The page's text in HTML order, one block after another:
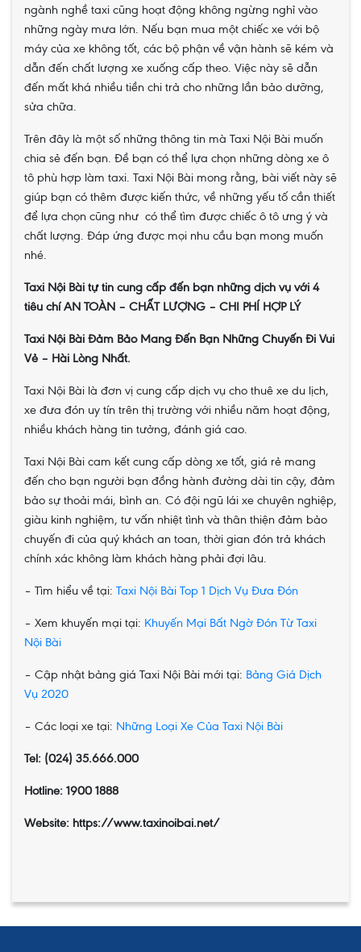
ngành nghề taxi cũng hoạt động không ngừng nghỉ vào
những ngày mưa lớn. Nếu bạn mua một chiếc xe với bộ
máy của xe không tốt, các bộ phận về vận hành sẽ kém và
dẫn đến chất lượng xe xuống cấp theo. Việc này sẽ dẫn
đến mất khá nhiều tiền chi trả cho những lần bảo dưỡng,
sửa chữa.
Trên đây là một số những thông tin mà Taxi Nội Bài muốn
chia sẻ đến bạn. Đề bạn có thể lựa chọn những dòng xe ô
tô phù hợp làm taxi. Taxi Nội Bài mong rằng, bài viết này sẽ
giúp bạn có thêm được kiến thức, về những yếu tố cần thiết
để lựa chọn cũng như có thể tìm được chiếc ô tô ưng ý và
chất lượng. Đáp ứng được mọi nhu cầu bạn mong muốn
nhé.
Taxi Nội Bài tự tin cung cấp đến bạn những dịch vụ với 4
tiêu chí AN TOÀN – CHẤT LƯỢNG – CHI PHÍ HỢP LÝ
Taxi Nội Bài Đảm Bảo Mang Đến Bạn Những Chuyến Đi Vui
Vẻ – Hài Lòng Nhất.
Taxi Nội Bài là đơn vị cung cấp dịch vụ cho thuê xe du lịch,
xe đưa đón uy tín trên thị trường với nhiều năm hoạt động,
nhiều khách hàng tin tưởng, đánh giá cao.
Taxi Nội Bài cam kết cung cấp dòng xe tốt, giá rẻ mang
đến cho bạn người bạn đồng hành đường dài tin cậy, đảm
bảo sự thoải mái, bình an. Có đội ngũ lái xe chuyên nghiệp,
giàu kinh nghiệm, tư vấn nhiệt tình và thân thiện đảm bảo
chuyến đi của quý khách an toan, thời gian đón trả khách
chính xác không làm khách hàng phải đợi lâu.
– Tìm hiểu về tại: Taxi Nội Bài Top 1 Dịch Vụ Đưa Đón
– Xem khuyến mại tại: Khuyến Mại Bất Ngờ Đón Từ Taxi
Nội Bài
– Cập nhật bảng giá Taxi Nội Bài mới tại: Bảng Giá Dịch
Vụ 2020
– Các loại xe tại: Những Loại Xe Của Taxi Nội Bài
Tel: (024) 35.666.000
Hotline: 1900 1888
Website: https://www.taxinoibai.net/